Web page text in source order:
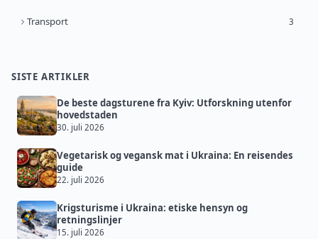
Transport 3
SISTE ARTIKLER
De beste dagsturene fra Kyiv: Utforskning utenfor
hovedstaden
30. juli 2026
Vegetarisk og vegansk mat i Ukraina: En reisendes
guide
22. juli 2026
Krigsturisme i Ukraina: etiske hensyn og
retningslinjer
15. juli 2026